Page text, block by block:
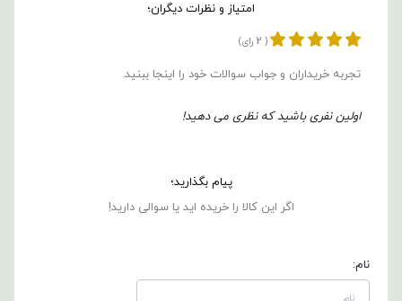
امتیاز و نظرات دیگران؛
(
2 رای)
تجربه خریداران و جواب سوالات خود را اینجا ببنید.
اولین نفری باشید که نظری می دهید!
پیام بگذارید؛
اگر این کالا را خریده اید یا سوالی دارید!
نام: